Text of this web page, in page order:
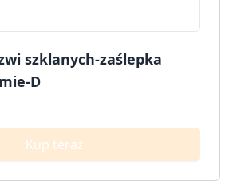
szklanych-zaślepka
D
Kup teraz